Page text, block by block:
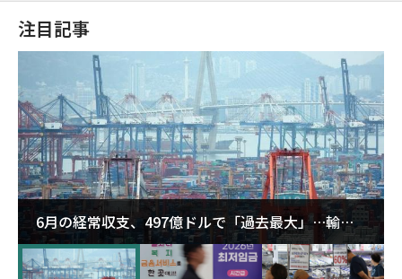
注目記事
6月の経常収支、497億ドルで「過去最大」…輸出
が初の1000億ドル突破